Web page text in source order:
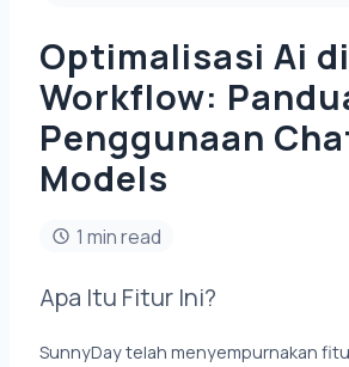
Optimalisasi Ai di
Workflow:
Penggunaan
Models
1 min read
Apa Itu Fitur Ini?
SunnyDay telah menyempurnakan